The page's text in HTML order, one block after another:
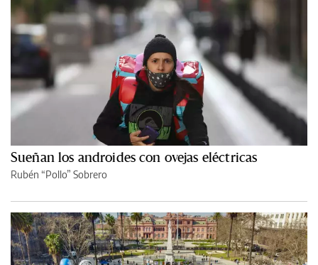
Sueñan los androides con ovejas eléctricas
Rubén “Pollo” Sobrero